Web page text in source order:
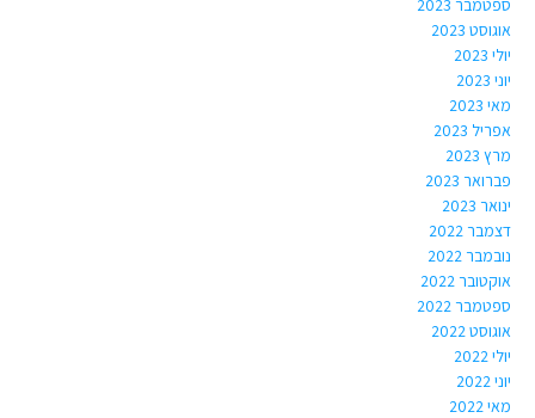
אוגוסט 2023
יולי 2023
יוני 2023
מאי 2023
אפריל 2023
מרץ 2023
פברואר 2023
ינואר 2023
דצמבר 2022
נובמבר 2022
אוקטובר 2022
ספטמבר 2022
אוגוסט 2022
יולי 2022
יוני 2022
מאי 2022